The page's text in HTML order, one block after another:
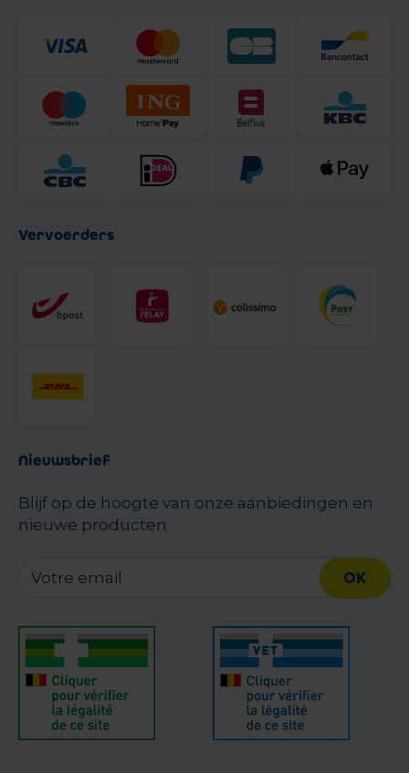
Vervoerders
Nieuwsbrief
Blijf op de hoogte van onze aanbiedingen en
nieuwe producten
OK